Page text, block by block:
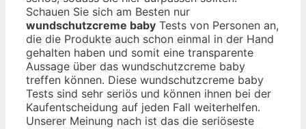
Schauen Sie sich am Besten nur
wundschutzcreme baby Tests von Personen an,
die die Produkte auch schon einmal in der Hand
gehalten haben und somit eine transparente
Aussage über das wundschutzcreme baby
treffen können. Diese wundschutzcreme baby
Tests sind sehr seriös und können ihnen bei der
Kaufentscheidung auf jeden Fall weiterhelfen.
Unserer Meinung nach ist das die seriöseste